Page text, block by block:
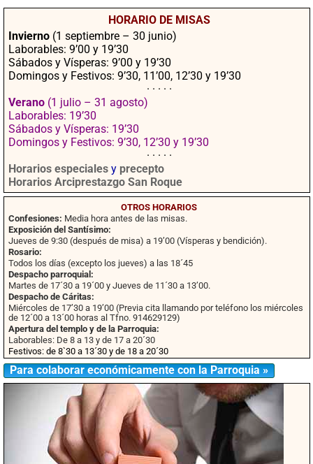
ebo
ok
ter
tsA
pp
ail
mpa
rtir
HORARIO DE MISAS
Invierno (1 septiembre – 30 junio)
Laborables: 9’00 y 19’30
Sábados y Vísperas: 9’00 y 19’30
Domingos y Festivos: 9’30, 11’00, 12’30 y 19’30
· · · · ·
Verano (1 julio – 31 agosto)
Laborables: 19’30
Sábados y Vísperas: 19’30
Domingos y Festivos: 9’30, 12’30 y 19’30
· · · · ·
Horarios especiales y precepto
Horarios Arciprestazgo San Roque
OTROS HORARIOS
Confesiones: Media hora antes de las misas.
Exposición del Santísimo:
Jueves de 9:30 (después de misa) a 19’00 (Vísperas y bendición).
Rosario:
Todos los días (excepto los jueves) a las 18´45
Despacho parroquial:
Martes de 17´30 a 19´00 y Jueves de 11´30 a 13’00.
Despacho de Cáritas:
Miércoles de 17’30 a 19’00 (Previa cita llamando por teléfono los miércoles
de 12´00 a 13´00 horas al Tfno. 914629129)
Apertura del templo y de la Parroquia:
Laborables: De 8 a 13 y de 17 a 20´30
Festivos: de 8`30 a 13´30 y de 18 a 20´30
Para colaborar económicamente con la Parroquia »